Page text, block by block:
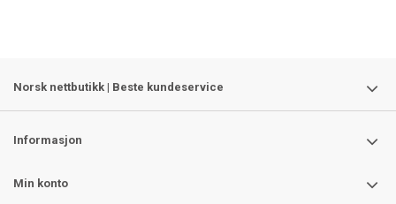
Norsk nettbutikk | Beste kundeservice
Informasjon
Min konto